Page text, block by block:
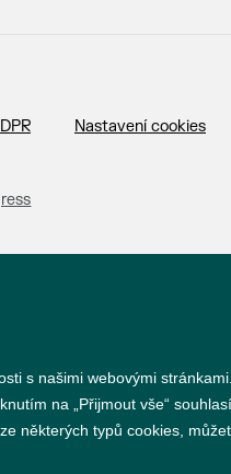
Nastavení cookies
s našimi webovými
na „Přijmout vše“
některých typů cookies,